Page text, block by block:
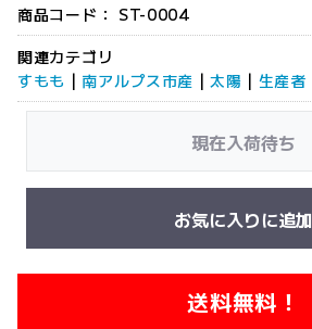
商品コード： ST-0004
関連カテゴリ
すもも | 南アルプス市産 |太陽 | 生産者
現在入荷待ち
お気に入りに追加
送料無料！